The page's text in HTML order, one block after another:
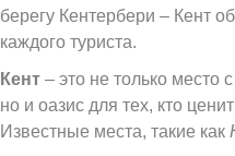
берегу Кентербери – Кент
каждого туриста.
Кент – это не только место
но и оазис для тех, кто
Известные места, такие как